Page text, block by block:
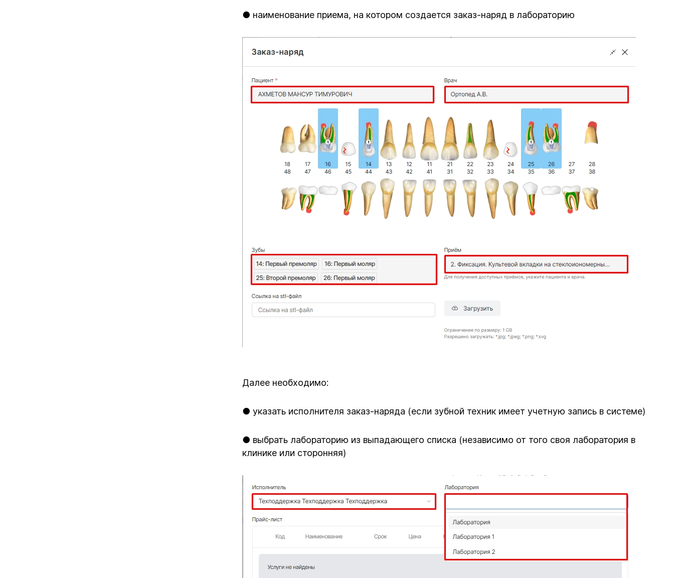
● наименование приема, на котором создается заказ-наряд в лабораторию
Далее необходимо:
● указать исполнителя заказ-наряда (если зубной техник имеет учетную запись в системе)
● выбрать лабораторию из выпадающего списка (независимо от того своя лаборатория в
клинике или сторонняя)